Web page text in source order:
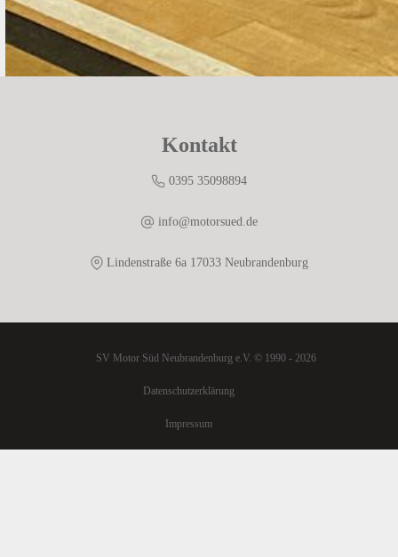
Kontakt
0395 35098894
info@motorsued.de
Lindenstraße 6a 17033 Neubrandenburg
SV Motor Süd Neubrandenburg e.V. © 1990 - 2026
Datenschutzerklärung
Impressum